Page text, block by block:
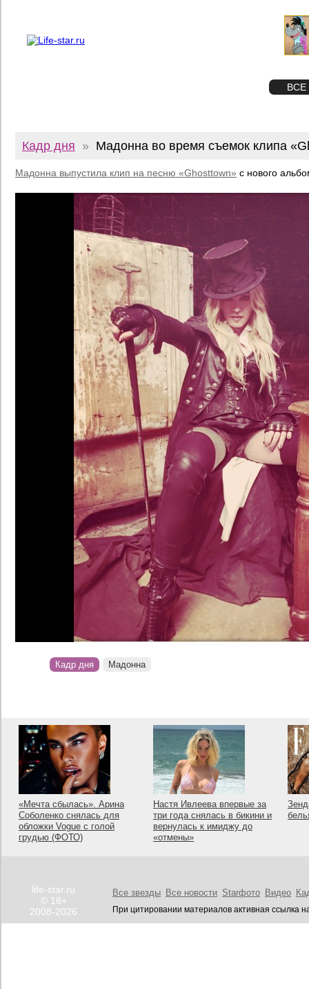
ВСЕ
Кадр дня » Мадонна во время съемок клипа
Мадонна выпустила клип на песню «Ghosttown» с нового
Кадр дня Мадонна
«Мечта сбылась». Арина
Соболенко снялась для
обложки Vogue с голой
грудью (ФОТО)
Настя Ивлеева впервые за
три года снялась в бикини и
вернулась к имиджу до
«отмены»
life-star.ru
© 18+
2008-2026
Все звезды Все новости Starфото Видео
При цитировании материалов активная ссылка